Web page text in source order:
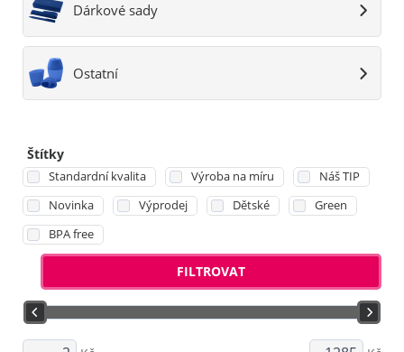
Dárkové sady
Ostatní
Štítky
Standardní kvalita Výroba na míru
Náš TIP
Novinka
Výprodej Dětské
Green
BPA free
FILTROVAT